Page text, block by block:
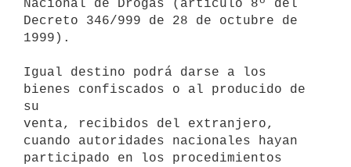
Nacional de Drogas (artículo 8º del
Decreto 346/999 de 28 de octubre de
1999).
Igual destino podrá darse a los
bienes confiscados o al producido de
su
venta, recibidos del extranjero,
cuando autoridades nacionales hayan
participado en los procedimientos